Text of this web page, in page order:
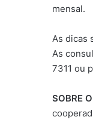
mensal.
As dicas
As
7311 ou
SOBRE